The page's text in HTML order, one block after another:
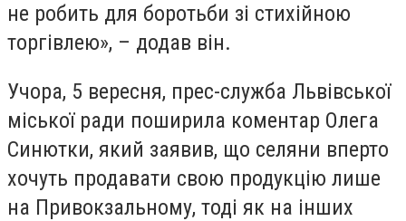
не робить для боротьби зі стихійною
торгівлею», – додав він.
Учора, 5 вересня, прес-служба Львівської
міської ради поширила коментар Олега
Синютки, який заявив, що селяни вперто
хочуть продавати свою продукцію лише
на Привокзальному, тоді як на інших